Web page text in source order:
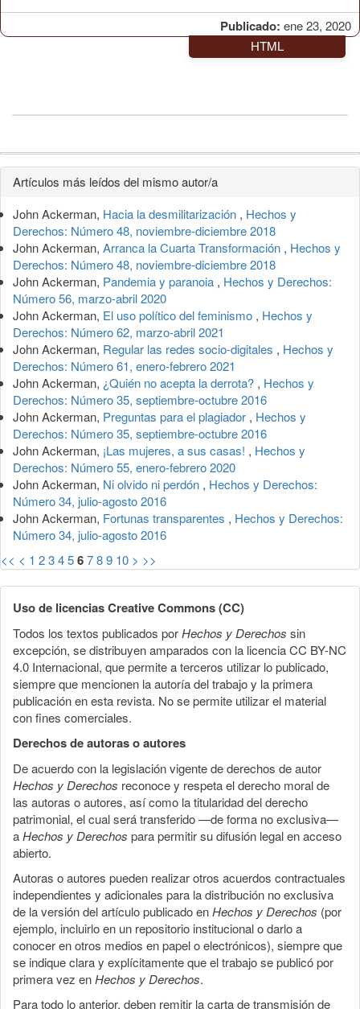
Publicado: ene 23, 2020
HTML
Detalles
del
artículo
Artículos más leídos del mismo autor/a
John Ackerman, Hacia la desmilitarización , Hechos y
Derechos: Número 48, noviembre-diciembre 2018
John Ackerman, Arranca la Cuarta Transformación , Hechos y
Derechos: Número 48, noviembre-diciembre 2018
John Ackerman, Pandemia y paranoia , Hechos y Derechos:
Número 56, marzo-abril 2020
John Ackerman, El uso político del feminismo , Hechos y
Derechos: Número 62, marzo-abril 2021
John Ackerman, Regular las redes socio-digitales , Hechos y
Derechos: Número 61, enero-febrero 2021
John Ackerman, ¿Quién no acepta la derrota? , Hechos y
Derechos: Número 35, septiembre-octubre 2016
John Ackerman, Preguntas para el plagiador , Hechos y
Derechos: Número 35, septiembre-octubre 2016
John Ackerman, ¡Las mujeres, a sus casas! , Hechos y
Derechos: Número 55, enero-febrero 2020
John Ackerman, Ni olvido ni perdón , Hechos y Derechos:
Número 34, julio-agosto 2016
John Ackerman, Fortunas transparentes , Hechos y Derechos:
Número 34, julio-agosto 2016
<< < 1 23456789 10 > >>
Uso de licencias Creative Commons (CC)
Todos los textos publicados porHechos y Derechos sin
excepción, se distribuyen amparados con la licencia CC BY-NC
4.0 Internacional, que permite a terceros utilizar lo publicado,
siempre que mencionen la autoría del trabajo y la primera
publicación en esta revista. No se permite utilizar el material
con fines comerciales.
Derechos de autoras o autores
De acuerdo con la legislación vigente de derechos de autor
Hechos y Derechos reconoce y respeta el derecho moral de
las autoras o autores, así como la titularidad del derecho
patrimonial, el cual será transferido —de forma no exclusiva—
aHechos y Derechos para permitir su difusión legal en acceso
abierto.
Autoras o autores pueden realizar otros acuerdos contractuales
independientes y adicionales para la distribución no exclusiva
de la versión del artículo publicado enHechos y Derechos (por
ejemplo, incluirlo en un repositorio institucional o darlo a
conocer en otros medios en papel o electrónicos), siempre que
se indique clara y explícitamente que el trabajo se publicó por
primera vez enHechos y Derechos.
Para todo lo anterior, deben remitir la carta de transmisión de